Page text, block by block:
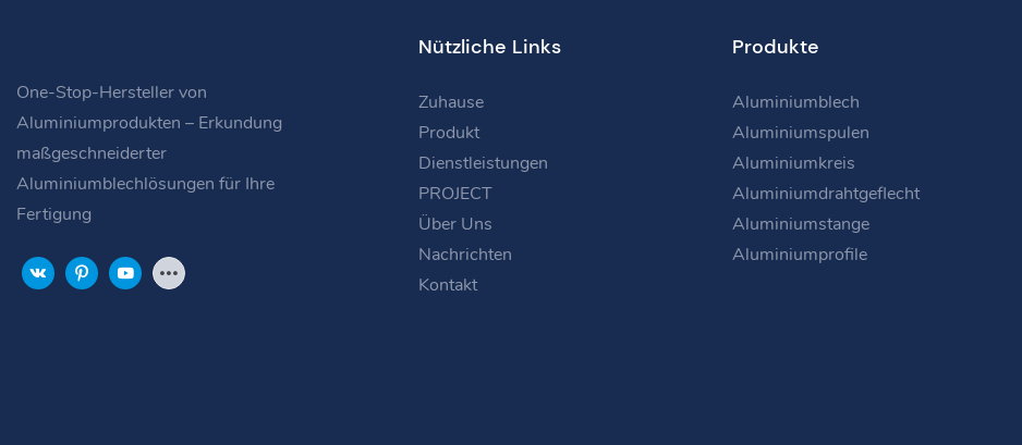
One-Stop-Hersteller von
Aluminiumprodukten – Erkundung
maßgeschneiderter
Aluminiumblechlösungen für Ihre
Fertigung
Nützliche Links
Zuhause
Produkt
Dienstleistungen
PROJECT
Über Uns
Nachrichten
Kontakt
Produkte
Aluminiumblech
Aluminiumspulen
Aluminiumkreis
Aluminiumdrahtgeflecht
Aluminiumstange
Aluminiumprofile